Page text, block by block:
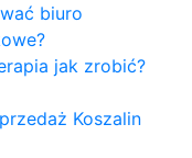
biuro
jak zrobić?
Koszalin